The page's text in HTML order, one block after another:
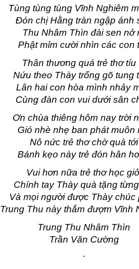
Tùng tùng tùng Vĩnh Nghiêm
Đón chị Hằng tràn ngập ánh
Thu Nhâm Thìn đài sen nở
Phật mỉm cười nhìn các con
Thân thương quá trẻ thơ tíu
Nứu theo Thày trống gõ tung
Lân hai con hòa mình nhảy
Cùng đàn con vui dưới sân
Ơn chùa thiêng hôm nay trời
Gió nhè nhẹ ban phát muôn
Nô nức trẻ thơ chờ quà tới
Bánh kẹo này trẻ đón hân
Vui hơn nữa trẻ thơ học
Chính tay Thày quà tặng
Và mọi người được Thày chúc
Trung Thu này thắm đượm Vĩnh
Trung Thu Nhâm Thìn
Trần Văn Cường